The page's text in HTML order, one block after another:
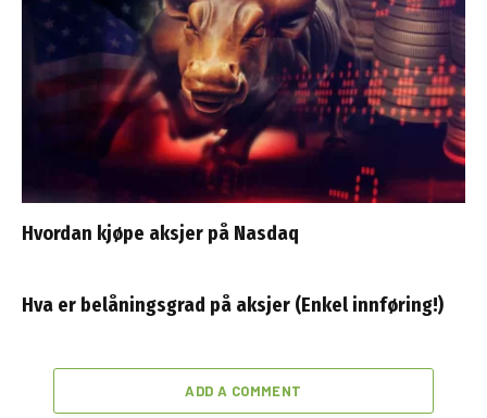
Hvordan kjøpe aksjer på Nasdaq
Hva er belåningsgrad på aksjer (Enkel innføring!)
ADD A COMMENT